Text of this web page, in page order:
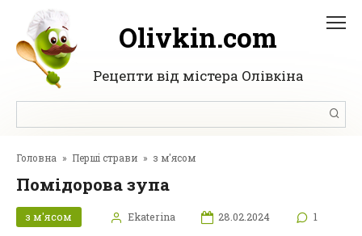
Перейти
вмісту
Olivkin.com
Рецепти від містера Олівкіна
Головна » Перші страви » з м'ясом
Помідорова зупа
з м'ясом Ekaterina 28.02.2024 1